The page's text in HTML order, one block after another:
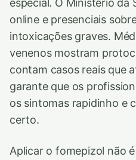
especial. O Ministério da
online e presenciais
intoxicações graves.
venenos mostram
contam casos reais que
garante que os
os sintomas rapidinho e
certo.
Aplicar o fomepizol não